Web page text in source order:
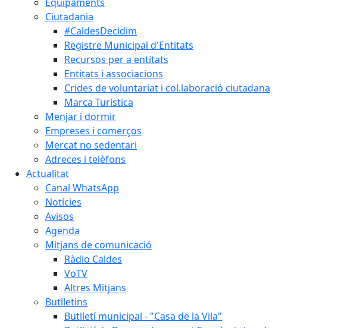
Ciutadania
#CaldesDecidim
Registre Municipal d'Entitats
Recursos per a entitats
Entitats i associacions
Crides de voluntariat i col.laboració ciutadana
Marca Turística
Menjar i dormir
Empreses i comerços
Mercat no sedentari
Adreces i telèfons
Actualitat
Canal WhatsApp
Notícies
Avisos
Agenda
Mitjans de comunicació
Ràdio Caldes
VoTV
Altres Mitjans
Butlletins
Butlletí municipal - "Casa de la Vila"